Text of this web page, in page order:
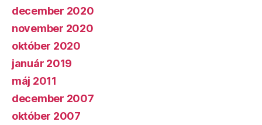
december 2020
november 2020
október 2020
január 2019
máj 2011
december 2007
október 2007